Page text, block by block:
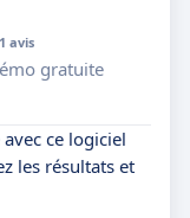
avis
gratuite
ce logiciel
les résultats et